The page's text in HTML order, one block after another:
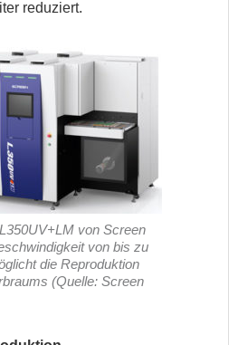
reduziert.
von Screen
von bis zu
die Reproduktion
(Quelle: Screen